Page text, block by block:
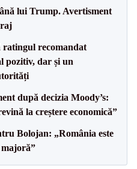
lui Trump. Avertisment
ratingul recomandat
pozitiv, dar și un
după decizia Moody’s:
la creștere economică”
Bolojan: „România este